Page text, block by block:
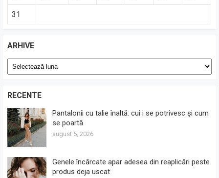
31
ARHIVE
Arhive
RECENTE
Pantalonii cu talie înaltă: cui i se potrivesc și cum
se poartă
august 5, 2026
Genele încărcate apar adesea din reaplicări peste
produs deja uscat